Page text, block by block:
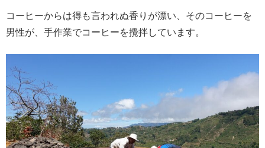
コーヒーからは得も言われぬ香りが漂い、そのコーヒーを
男性が、手作業でコーヒーを攪拌しています。